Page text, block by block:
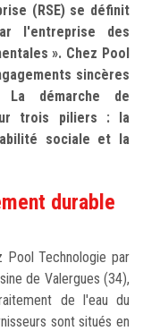
(RSE) se définit
l'entreprise des
». Chez Pool
sincères
La démarche de
trois piliers : la
sociale et la
durable
Pool Technologie par
de Valergues (34),
de l'eau du
sont situés en